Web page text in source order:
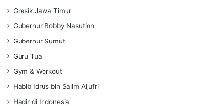
Gresik Jawa Timur
Gubernur Bobby Nasution
Gubernur Sumut
Guru Tua
Gym & Workout
Habib Idrus bin Salim Aljufri
Hadir di Indonesia